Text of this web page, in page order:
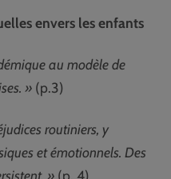
envers les enfants
au modèle de
» (p.3)
routiniers, y
et émotionnels. Des
» (p. 4)